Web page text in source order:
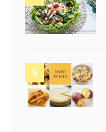
5